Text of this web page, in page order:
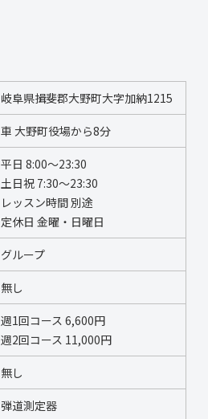
岐阜県揖斐郡大野町大字加納1215
車 大野町役場から8分
平日 8:00〜23:30
土日祝 7:30〜23:30
レッスン時間 別途
定休日 金曜・日曜日
グループ
無し
週1回コース 6,600円
週2回コース 11,000円
無し
弾道測定器